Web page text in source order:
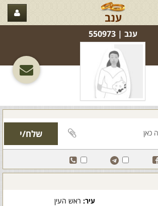
ענב
ענב‏ | 550973
עיר:ראש העין